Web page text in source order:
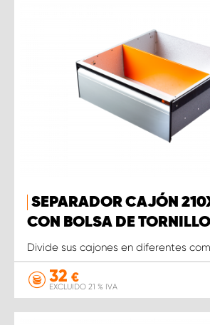
SEPARADOR CAJÓN
CON BOLSA DE
Divide sus cajones en diferentes
32 €
EXCLUIDO 21 % IVA